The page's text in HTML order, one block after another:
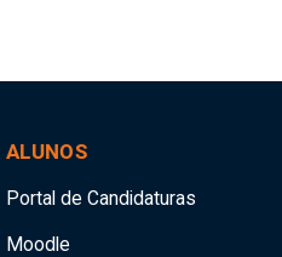
ALUNOS
Portal de Candidaturas
Moodle